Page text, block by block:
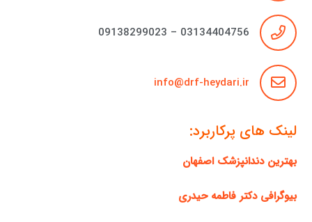
03134404756 – 09138299023
info@drf-heydari.ir
لینک های پرکاربرد:
بهترین دندانپزشک اصفهان
بیوگرافی دکتر فاطمه حیدری